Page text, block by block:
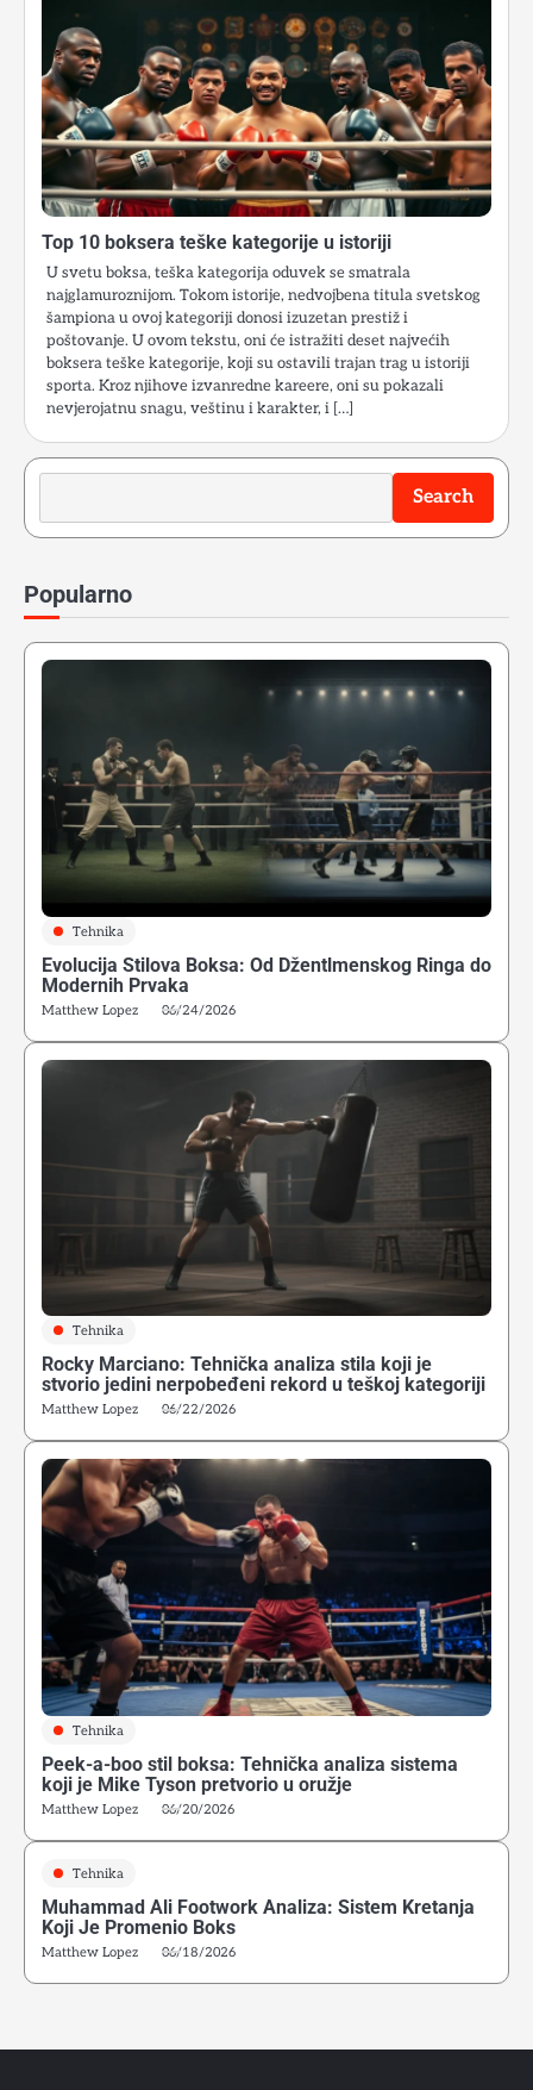
Top 10 boksera teške kategorije u istoriji
U svetu boksa, teška kategorija oduvek se smatrala
najglamuroznijom. Tokom istorije, nedvojbena titula svetskog
šampiona u ovoj kategoriji donosi izuzetan prestiž i
poštovanje. U ovom tekstu, oni će istražiti deset najvećih
boksera teške kategorije, koji su ostavili trajan trag u istoriji
sporta. Kroz njihove izvanredne kareere, oni su pokazali
nevjerojatnu snagu, veštinu i karakter, i […]
Search
Search
Popularno
Tehnika
Evolucija Stilova Boksa: Od Džentlmenskog Ringa do
Modernih Prvaka
Matthew Lopez 06/24/2026
Tehnika
Rocky Marciano: Tehnička analiza stila koji je
stvorio jedini nerpobeđeni rekord u teškoj kategoriji
Matthew Lopez 06/22/2026
Tehnika
Peek-a-boo stil boksa: Tehnička analiza sistema
koji je Mike Tyson pretvorio u oružje
Matthew Lopez 06/20/2026
Tehnika
Muhammad Ali Footwork Analiza: Sistem Kretanja
Koji Je Promenio Boks
Matthew Lopez 06/18/2026
Kako početi boks u Srbiji: Vodič za odrasle početnike
Greške početnika u ringu: Zašto tehnika iz treninga ne
funkcioniše u sparingu